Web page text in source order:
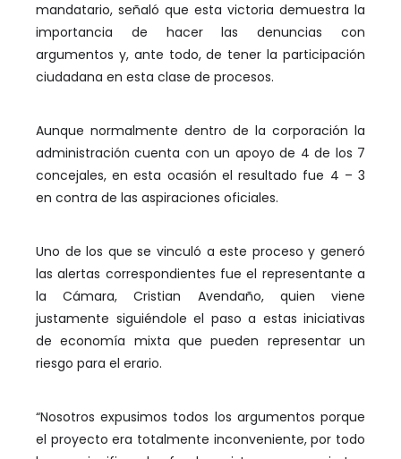
mandatario, señaló que esta victoria demuestra la
importancia de hacer las denuncias con
argumentos y, ante todo, de tener la participación
ciudadana en esta clase de procesos.
Aunque normalmente dentro de la corporación la
administración cuenta con un apoyo de 4 de los 7
concejales, en esta ocasión el resultado fue 4 – 3
en contra de las aspiraciones oficiales.
Uno de los que se vinculó a este proceso y generó
las alertas correspondientes fue el representante a
la Cámara, Cristian Avendaño, quien viene
justamente siguiéndole el paso a estas iniciativas
de economía mixta que pueden representar un
riesgo para el erario.
“Nosotros expusimos todos los argumentos porque
el proyecto era totalmente inconveniente, por todo